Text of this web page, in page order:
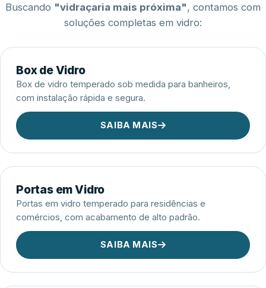
Buscando "vidraçaria mais próxima", contamos com
soluções completas em vidro:
Box de Vidro
Box de vidro temperado sob medida para banheiros,
com instalação rápida e segura.
SAIBA MAIS
Portas em Vidro
Portas em vidro temperado para residências e
comércios, com acabamento de alto padrão.
SAIBA MAIS